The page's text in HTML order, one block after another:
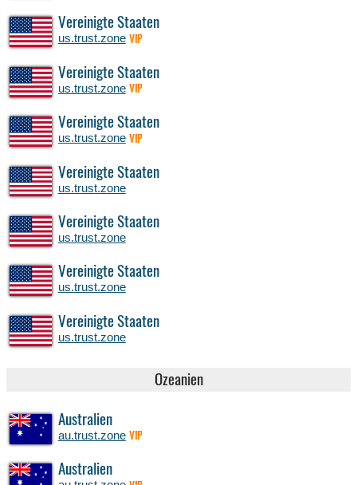
Vereinigte Staaten
us.trust.zone VIP
Vereinigte Staaten
us.trust.zone VIP
Vereinigte Staaten
us.trust.zone VIP
Vereinigte Staaten
us.trust.zone
Vereinigte Staaten
us.trust.zone
Vereinigte Staaten
us.trust.zone
Vereinigte Staaten
us.trust.zone
Ozeanien
Australien
au.trust.zone VIP
Australien